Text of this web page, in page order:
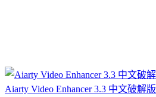
Aiarty Video Enhancer 3.3 中文破解版